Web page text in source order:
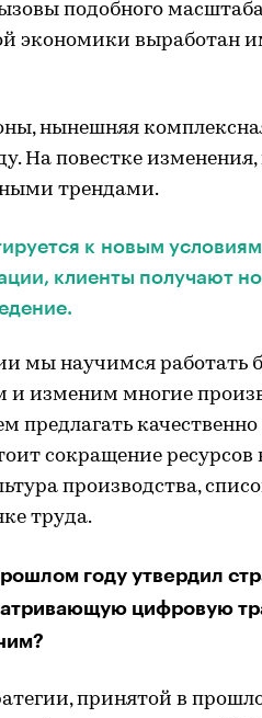
подобного
экономики выработан
нынешняя
На повестке
трендами.
к новым
клиенты получают
мы научимся работать
и изменим многие
предлагать
сокращение
производства,
труда.
году утвердил
цифровую
принятой в